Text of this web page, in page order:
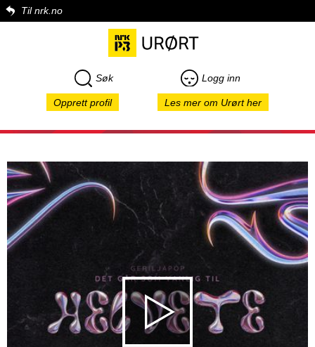
Til nrk.no
Søk Logg inn
Opprett profil Les mer om Urørt her